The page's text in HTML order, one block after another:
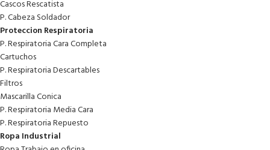
Cascos Rescatista
P. Cabeza Soldador
Proteccion Respiratoria
P. Respiratoria Cara Completa
Cartuchos
P. Respiratoria Descartables
Filtros
Mascarilla Conica
P. Respiratoria Media Cara
P. Respiratoria Repuesto
Ropa Industrial